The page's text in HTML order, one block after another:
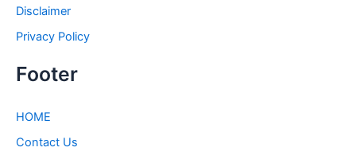
Disclaimer
Privacy Policy
Footer
HOME
Contact Us